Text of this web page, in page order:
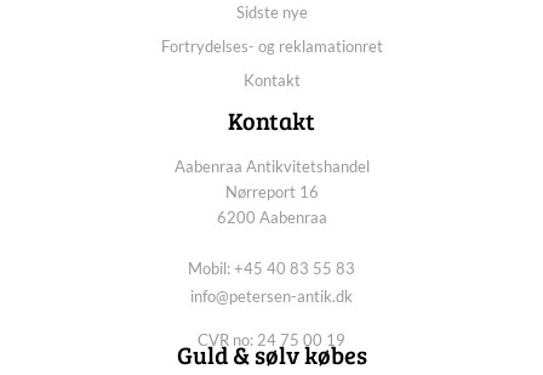
Sidste nye
Fortrydelses- og reklamationret
Kontakt
Kontakt
Aabenraa Antikvitetshandel
Nørreport 16
6200 Aabenraa
Mobil: +45 40 83 55 83
info@petersen-antik.dk
CVR no: 24 75 00 19
Guld & sølv købes